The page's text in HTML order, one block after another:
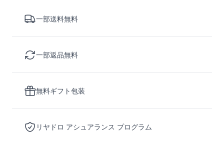
一部送料無料
一部返品無料
無料ギフト包装
リヤドロ アシュアランス プログラム